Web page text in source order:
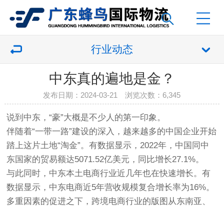
行业动态
中东真的遍地是金？
发布日期：2024-03-21 浏览次数：6,345
说到中东，“豪”大概是不少人的第一印象。
伴随着“一带一路”建设的深入，越来越多的中国企业开始
踏上这片土地“淘金”。有数据显示，2022年，中国同中
东国家的贸易额达5071.52亿美元，同比增长27.1%。
与此同时，中东本土电商行业近几年也在快速增长。有
数据显示，中东电商近5年营收规模复合增长率为16%。
多重因素的促进之下，跨境电商行业的版图从东南亚、